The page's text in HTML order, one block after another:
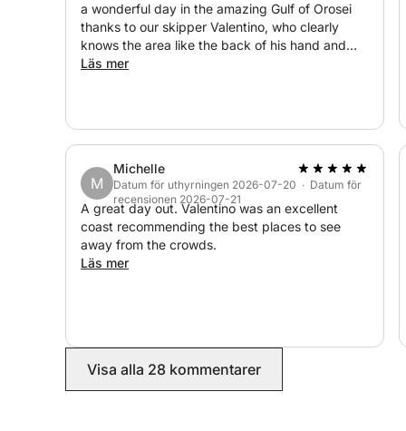
Eller
FÄRSK SOMMARPASTA
oliver, mozzarella, majs och basilika
Vatten och läsk
Tack vare vårt samarbete med en lokal
allt från ostron till långkokt tonfisk och mycket
Allt serveras i keramiskt porslin ombord.
toalett och en motoriserad jolle.
Observera att resplanen kan variera beroende
a wonderful day in the amazing Gulf of Orosei
thanks to our skipper Valentino, who clearly
knows the area like the back of his hand and
drew up a perfect itinerary combining the
conditions. We also really enjoyed the light lunch
Valentino prepared for us. All in all a day to
never forget, and we will not hesitate to
recommend Valentino to any of our friends and
family visiting this stunning region.
Läs mer
M
Michelle
Datum för uthyrningen 2026-07-20 · Datum för
recensionen 2026-07-21
A great day out. Valentino was an excellent
coast recommending the best places to see
away from the crowds.
Läs mer
Visa alla 28 kommentarer